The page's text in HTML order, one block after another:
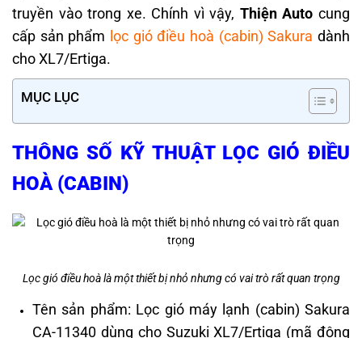
truyền vào trong xe. Chính vì vậy, Thiện Auto cung
cấp sản phẩm lọc gió điều hoà (cabin) Sakura dành
cho XL7/Ertiga.
MỤC LỤC
THÔNG SỐ KỸ THUẬT LỌC GIÓ ĐIỀU
HOÀ (CABIN)
Lọc gió điều hoà là một thiết bị nhỏ nhưng có vai trò rất quan trọng
Tên sản phẩm: Lọc gió máy lạnh (cabin) Sakura
CA-11340 dùng cho Suzuki XL7/Ertiga (mã động